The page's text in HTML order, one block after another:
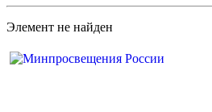
Элемент не найден